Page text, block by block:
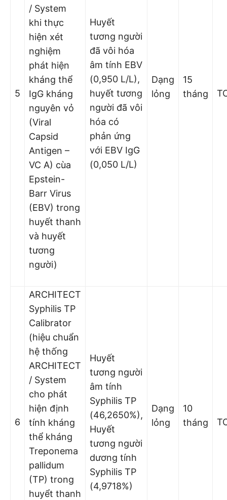
5
/ System
khi thực
hiện xét
nghiệm
phát hiện
kháng thể
IgG kháng
nguyên vỏ
(Viral
Capsid
Antigen –
VC A) cùa
Epstein-
Barr Virus
(EBV) trong
huyết thanh
và huyết
tương
người)
Huyết
tương người
đã vôi hóa
âm tính EBV
(0,950 L/L),
huyết tương
người đã vôi
hóa có
phản ứng
với EBV IgG
(0,050 L/L)
Dạng
lỏng
15
tháng
6
ARCHITECT
Syphilis TP
Calibrator
(hiệu chuẩn
hệ thống
ARCHITECT
/ System
cho phát
hiện định
tính kháng
thể kháng
Treponema
pallidum
(TP) trong
huyểt thanh
Huyết
tương người
âm tính
Syphilis TP
(46,2650%),
Huyết
tương người
dương tính
Syphilis TP
(4,9718%)
Dạng
lỏng
10
tháng